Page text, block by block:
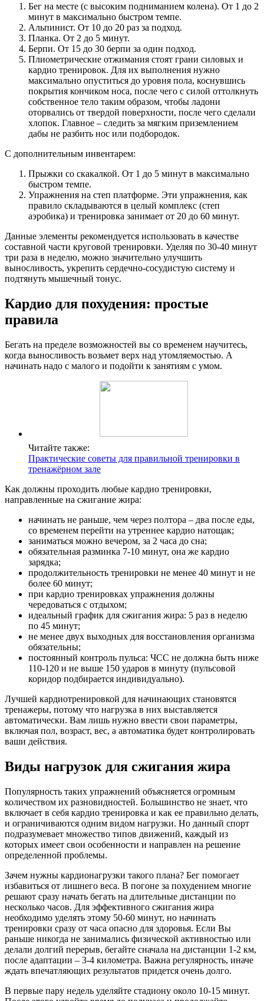
Бег на месте (с высоким подниманием колена). От 1 до 2
минут в максимально быстром темпе.
Альпинист. От 10 до 20 раз за подход.
Планка. От 2 до 5 минут.
Берпи. От 15 до 30 берпи за один подход.
Плиометрические отжимания стоят грани силовых и
кардио тренировок. Для их выполнения нужно
максимально опуститься до уровня пола, коснувшись
покрытия кончиком носа, после чего с силой оттолкнуть
собственное тело таким образом, чтобы ладони
оторвались от твердой поверхности, после чего сделали
хлопок. Главное – следить за мягким приземлением
дабы не разбить нос или подбородок.
С дополнительным инвентарем:
Прыжки со скакалкой. От 1 до 5 минут в максимально
быстром темпе.
Упражнения на степ платформе. Эти упражнения, как
правило складываются в целый комплекс (степ
аэробика) и тренировка занимает от 20 до 60 минут.
Данные элементы рекомендуется использовать в качестве
составной части круговой тренировки. Уделяя по 30-40 минут
три раза в неделю, можно значительно улучшить
выносливость, укрепить сердечно-сосудистую систему и
подтянуть мышечный тонус.
Кардио для похудения: простые
правила
Бегать на пределе возможностей вы со временем научитесь,
когда выносливость возьмет верх над утомляемостью. А
начинать надо с малого и подойти к занятиям с умом.
Читайте также:
Практические советы для правильной тренировки в
тренажёрном зале
Как должны проходить любые кардио тренировки,
направленные на сжигание жира:
начинать не раньше, чем через полтора – два после еды,
со временем перейти на утреннее кардио натощак;
заниматься можно вечером, за 2 часа до сна;
обязательная разминка 7-10 минут, она же кардио
зарядка;
продолжительность тренировки не менее 40 минут и не
более 60 минут;
при кардио тренировках упражнения должны
чередоваться с отдыхом;
идеальный график для сжигания жира: 5 раз в неделю
по 45 минут;
не менее двух выходных для восстановления организма
обязательны;
постоянный контроль пульса: ЧСС не должна быть ниже
110-120 и не выше 150 ударов в минуту (пульсовой
коридор подбирается индивидуально).
Лучшей кардиотренировкой для начинающих становятся
тренажеры, потому что нагрузка в них выставляется
автоматически. Вам лишь нужно ввести свои параметры,
включая пол, возраст, вес, а автоматика будет контролировать
ваши действия.
Виды нагрузок для сжигания жира
Популярность таких упражнений объясняется огромным
количеством их разновидностей. Большинство не знает, что
включает в себя кардио тренировка и как ее правильно делать,
и ограничиваются одним видом нагрузки. Но данный спорт
подразумевает множество типов движений, каждый из
которых имеет свои особенности и направлен на решение
определенной проблемы.
Зачем нужны кардионагрузки такого плана? Бег помогает
избавиться от лишнего веса. В погоне за похудением многие
решают сразу начать бегать на длительные дистанции по
несколько часов. Для эффективного сжигания жира
необходимо уделять этому 50-60 минут, но начинать
тренировки сразу от часа опасно для здоровья. Если Вы
раньше никогда не занимались физической активностью или
делали долгий перерыв, бегайте сначала на дистанции 1-2 км,
после адаптации – 3-4 километра. Важна регулярность, иначе
ждать впечатляющих результатов придется очень долго.
В первые пару недель уделяйте стадиону около 10-15 минут.